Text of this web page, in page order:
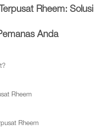
Rheem: Solusi
Anda
Rheem
Rheem